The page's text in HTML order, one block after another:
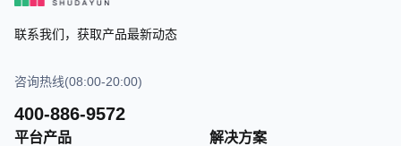
联系我们，获取产品最新动态
咨询热线(08:00-20:00)
400-886-9572
平台产品 解决方案